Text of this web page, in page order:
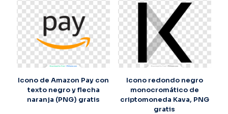
Icono de Amazon Pay con
texto negro y flecha
naranja (PNG) gratis
Icono redondo negro
monocromático de
criptomoneda Kava, PNG
gratis